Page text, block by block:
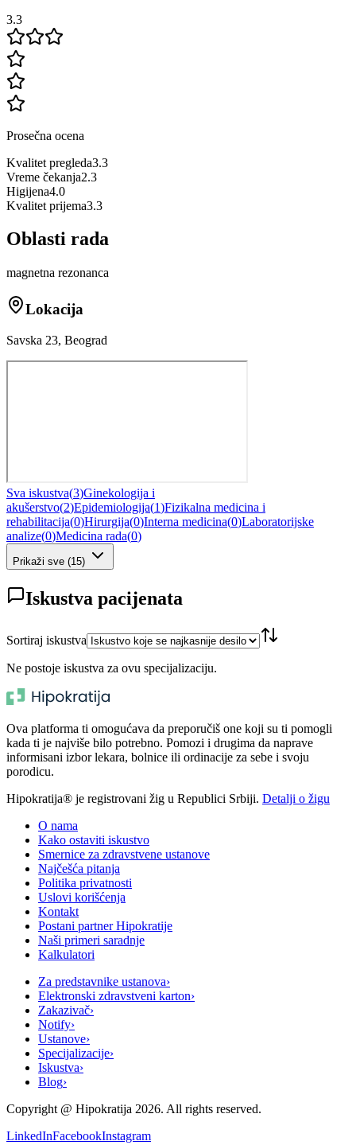
3.3
Prosečna ocena
Kvalitet pregleda3.3
Vreme čekanja2.3
Higijena4.0
Kvalitet prijema3.3
Oblasti rada
magnetna rezonanca
Lokacija
Savska 23, Beograd
Sva iskustva(3)Ginekologija i
akušerstvo(2)Epidemiologija(1)Fizikalna medicina i
rehabilitacija(0)Hirurgija(0)Interna medicina(0)Laboratorijske
analize(0)Medicina rada(0)
Prikaži sve (15)
Iskustva pacijenata
Sortiraj iskustva
Ne postoje iskustva za ovu specijalizaciju.
Ova platforma ti omogućava da preporučiš one koji su ti pomogli
kada ti je najviše bilo potrebno. Pomozi i drugima da naprave
informisani izbor lekara, bolnice ili ordinacije za sebe i svoju
porodicu.
Hipokratija® je registrovani žig u Republici Srbiji. Detalji o žigu
O nama
Kako ostaviti iskustvo
Smernice za zdravstvene ustanove
Najčešća pitanja
Politika privatnosti
Uslovi korišćenja
Kontakt
Postani partner Hipokratije
Naši primeri saradnje
Kalkulatori
Za predstavnike ustanova›
Elektronski zdravstveni karton›
Zakazivač›
Notify›
Ustanove›
Specijalizacije›
Iskustva›
Blog›
Copyright @ Hipokratija 2026. All rights reserved.
LinkedInFacebookInstagram